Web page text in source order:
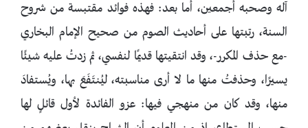
آله وصحبه أجمعين، أما بعد: فهذه فوائد مقتبسة من شروح
السنة، رتبتها على أحاديث الصوم من صحيح الإمام البخاري
-مع حذف المكرر-، وقد انتقيتها قديمًا لنفسي، ثم زدتُ عليه شيئًا
يسيرًا، وحذفتُ منها ما لا أرى مناسبته، ليُنتَفَعَ بها، ويُستفادَ
منها، وقد كان من منهجي فيها: عزو الفائدة لأول قائلٍ لها